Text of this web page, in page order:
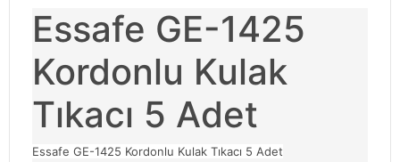
Essafe GE-1425
Kordonlu Kulak
Tıkacı 5 Adet
Essafe GE-1425 Kordonlu Kulak Tıkacı 5 Adet